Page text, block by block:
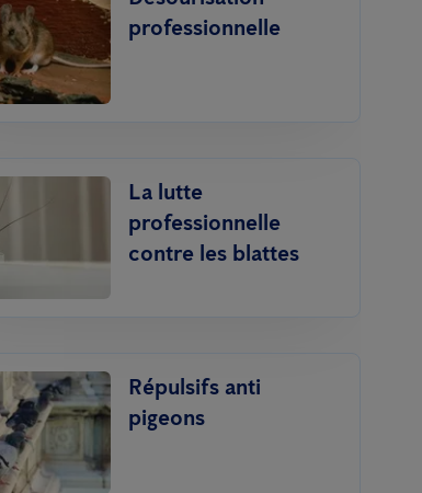
professionnelle
La lutte
professionnelle
contre les blattes
Répulsifs anti
pigeons